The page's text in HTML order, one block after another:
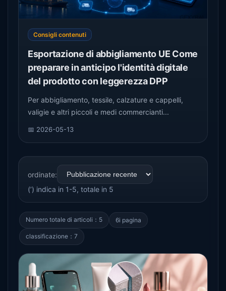
Consigli contenuti
Esportazione di abbigliamento UE Come
preparare in anticipo l'identità digitale
del prodotto con leggerezza DPP
Per abbigliamento, tessile, calzature e cappelli,
valigie e altri piccoli e medi commercianti...
📅 2026-05-13
ordinate:
(’) indica in 1-5, totale in 5
Numero totale di articoli：5 6i pagina
classificazione：7